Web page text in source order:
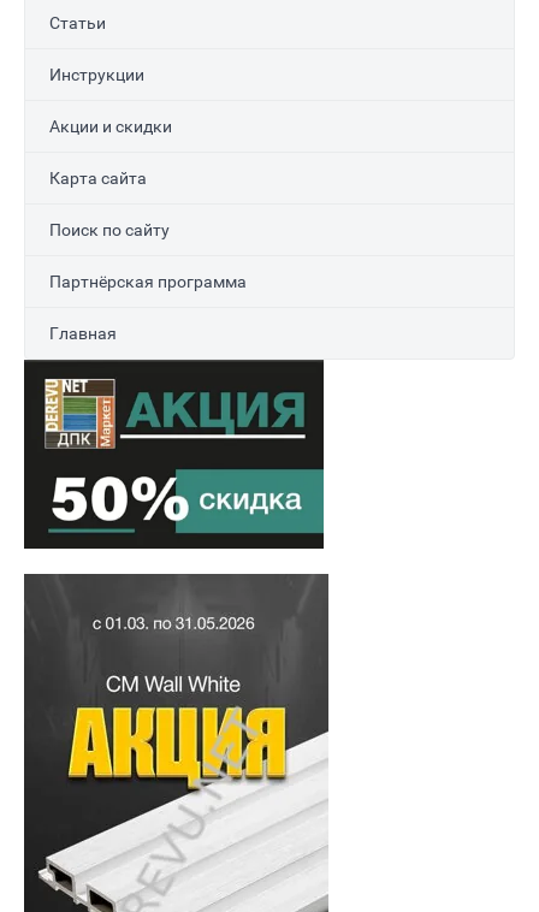
Статьи
Инструкции
Акции и скидки
Карта сайта
Поиск по сайту
Партнёрская программа
Главная